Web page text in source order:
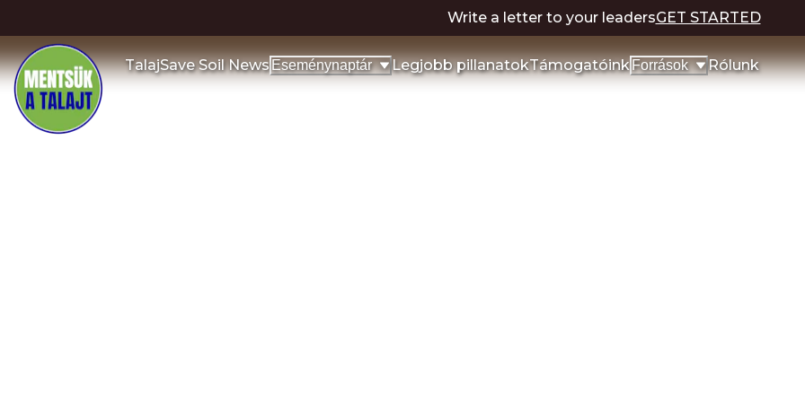
Write a letter to your leadersGET STARTED
TalajSave Soil NewsEseménynaptár Legjobb pillanatokTámogatóinkForrások Rólunk